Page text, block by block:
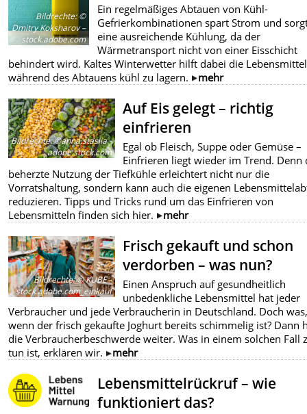
Bildrechte:©
Dmitry Koksharov –
stock.adobe.com
Ein regelmäßiges Abtauen von Kühl-
Gefrierkombinationen spart Strom und
eine ausreichende Kühlung, da der
Wärmetransport nicht von einer Eisschicht
behindert wird. Kaltes Winterwetter hilft dabei die Lebensmittel
während des Abtauens kühl zu lagern.
mehr
Bildrechte:©anna.stasiia -
adobe.stock.com
Auf Eis gelegt – richtig
einfrieren
Egal ob Fleisch, Suppe oder Gemüse –
Einfrieren liegt wieder im Trend. Denn
beherzte Nutzung der Tiefkühle erleichtert nicht nur die
Vorratshaltung, sondern kann auch die eigenen
reduzieren. Tipps und Tricks rund um das Einfrieren von
Lebensmitteln finden sich hier.
mehr
Bildrechte:© KUBE -
stock.adobe.com_einkauf
Frisch gekauft und schon
verdorben – was nun?
Einen Anspruch auf gesundheitlich
unbedenkliche Lebensmittel hat jeder
Verbraucher und jede Verbraucherin in Deutschland. Doch
wenn der frisch gekaufte Joghurt bereits schimmelig ist? Dann
die Verbraucherbeschwerde weiter. Was in einem solchen Fall
tun ist, erklären wir.
mehr
Lebensmittelrückruf – wie
funktioniert das?